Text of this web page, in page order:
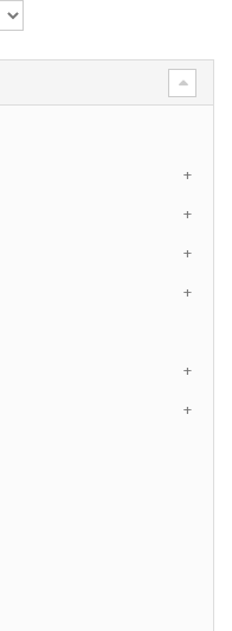
+
+
+
+
+
+